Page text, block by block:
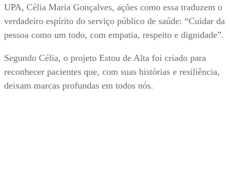
UPA, Célia Maria Gonçalves, ações como essa traduzem o
verdadeiro espírito do serviço público de saúde: “Cuidar da
pessoa como um todo, com empatia, respeito e dignidade”.
Segundo Célia, o projeto Estou de Alta foi criado para
reconhecer pacientes que, com suas histórias e resiliência,
deixam marcas profundas em todos nós.